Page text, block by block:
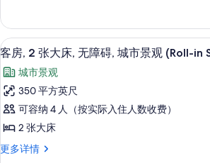
片
无
障
碍,
城
市
景
观
(Bathtub)
大
床,
无
碍,
城
市
景
观
更
显
示
客
房,
2
张
大
高档床上
8
客房, 2 张大床, 无障碍, 城市景观 (Roll-in
城市景观
350 平方英尺
可容纳 4 人（按实际入住人数收费）
2 张大床
更多详情
客